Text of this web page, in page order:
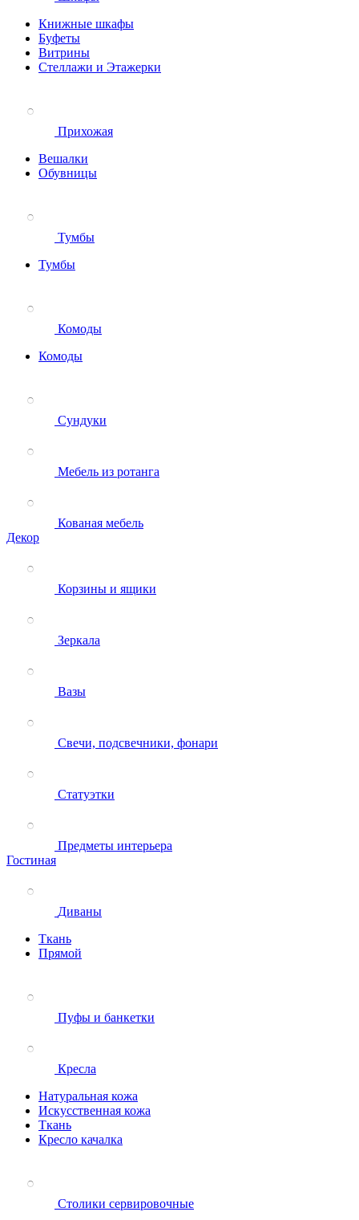
Книжные шкафы
Буфеты
Витрины
Стеллажи и Этажерки
Прихожая
Вешалки
Обувницы
Тумбы
Тумбы
Комоды
Комоды
Сундуки
Мебель из ротанга
Кованая мебель
Декор
Корзины и ящики
Зеркала
Вазы
Свечи, подсвечники, фонари
Статуэтки
Предметы интерьера
Гостиная
Диваны
Ткань
Прямой
Пуфы и банкетки
Кресла
Натуральная кожа
Искусственная кожа
Ткань
Кресло качалка
Столики сервировочные